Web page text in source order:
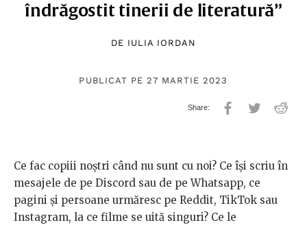
îndrăgostit tinerii de literatură”
DE IULIA IORDAN
PUBLICAT PE 27 MARTIE 2023
Ce fac copiii noștri când nu sunt cu noi? Ce își scriu în
mesajele de pe Discord sau de pe Whatsapp, ce
pagini și persoane urmăresc pe Reddit, TikTok sau
Instagram, la ce filme se uită singuri? Ce le